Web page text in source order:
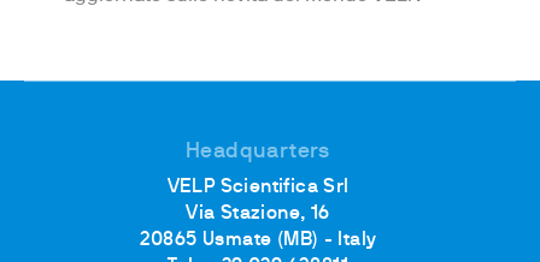
Headquarters
VELP Scientifica Srl
Via Stazione, 16
20865 Usmate (MB) - Italy